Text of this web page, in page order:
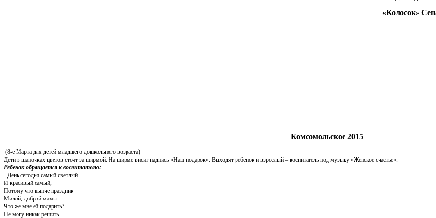
«Колосок» Сенатова.
Комсомольское 2015
(8-е Марта для детей младшего дошкольного возраста)
Дети в шапочках цветов стоят за ширмой. На ширме висит надпись «Наш подарок». Выходят ребенок и взрослый – воспитатель под музыку «Женское счастье».
Ребенок обращается к воспитателю:
- День сегодня самый светлый
И красивый самый,
Потому что нынче праздник
Милой, доброй мамы.
Что же мне ей подарить?
Не могу никак решить.